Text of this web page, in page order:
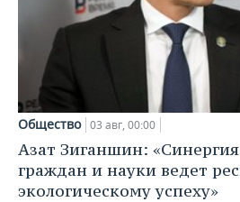
Общество 03 авг, 00:00
Азат Зиганшин: «Синергия
граждан и науки ведет
экологическому успеху»